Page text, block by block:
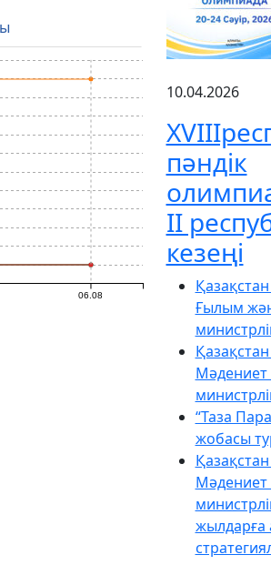
06.08
10.04.2026
пәндік
ІІ
кезеңі
Ғылым
Мәдениет
“Таза
жобасы
Мәдениет
жылдарға